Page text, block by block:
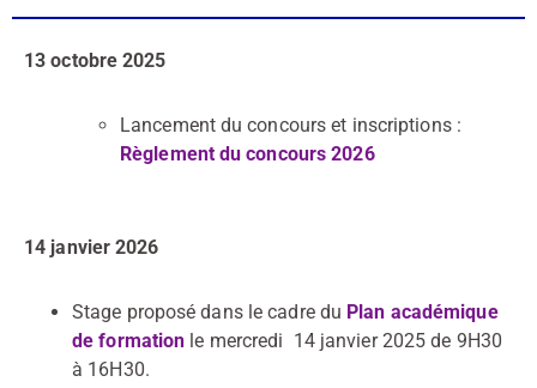
13 octobre 2025
Lancement du concours et inscriptions :
Règlement du concours 2026
14 janvier 2026
Stage proposé dans le cadre du Plan académique
de formation le mercredi 14 janvier 2025 de 9H30
à 16H30.